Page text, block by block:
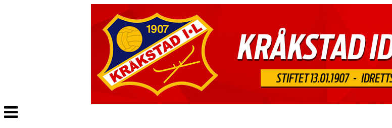
Veksle
navigasjon